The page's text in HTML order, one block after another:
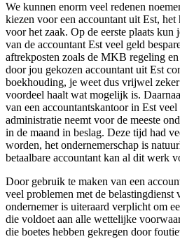
We kunnen enorm veel redenen
kiezen voor een accountant uit Est,
voor het zaak. Op de eerste plaats kun
van de accountant Est veel geld
aftrekposten zoals de MKB regeling
door jou gekozen accountant uit Est
boekhouding, je weet dus vrijwel
voordeel haalt wat mogelijk is.
van een accountantskantoor in Est
administratie neemt voor de meeste
in de maand in beslag. Deze tijd had
worden, het ondernemerschap is
betaalbare accountant kan al dit werk
Door gebruik te maken van een
veel problemen met de belastingdienst
ondernemer is uiteraard verplicht om
die voldoet aan alle wettelijke
die boetes hebben gekregen door